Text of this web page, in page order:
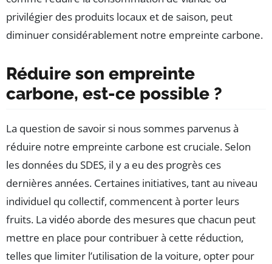
privilégier des produits locaux et de saison, peut
diminuer considérablement notre empreinte carbone.
Réduire son empreinte
carbone, est-ce possible ?
La question de savoir si nous sommes parvenus à
réduire notre empreinte carbone est cruciale. Selon
les données du SDES, il y a eu des progrès ces
dernières années. Certaines initiatives, tant au niveau
individuel qu collectif, commencent à porter leurs
fruits. La vidéo aborde des mesures que chacun peut
mettre en place pour contribuer à cette réduction,
telles que limiter l’utilisation de la voiture, opter pour